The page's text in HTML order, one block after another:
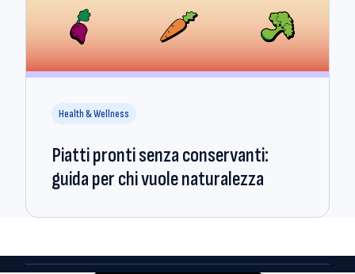
Health & Wellness
Piatti pronti senza conservanti:
guida per chi vuole naturalezza